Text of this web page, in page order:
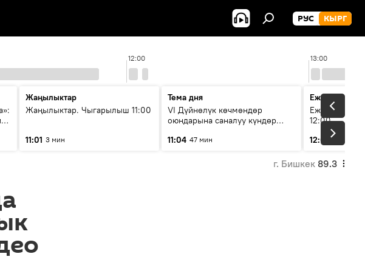
РУС КЫРГ
12:00 13:00
Жаңылыктар
Жаңылыктар. Чыгарылыш 11:00
11:01 3 мин
Тема дня
VI Дүйнөлүк көчмөндөр
оюндарына саналуу күндөр
этапка жетти?
11:04 47 мин
Ежедневные
Ежедневные
12:00
12:01
3 мин
г. Бишкек 89.3